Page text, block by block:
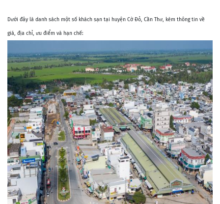
Dưới đây là danh sách một số khách sạn tại huyện Cờ Đỏ, Cần Thơ, kèm thông tin về
giá, địa chỉ, ưu điểm và hạn chế: